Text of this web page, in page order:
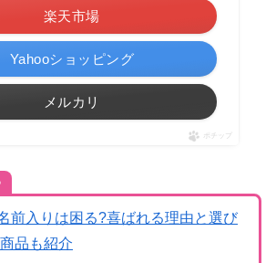
楽天市場
Yahooショッピング
メルカリ
ポチップ
前入りは困る?喜ばれる理由と選び
品も紹介